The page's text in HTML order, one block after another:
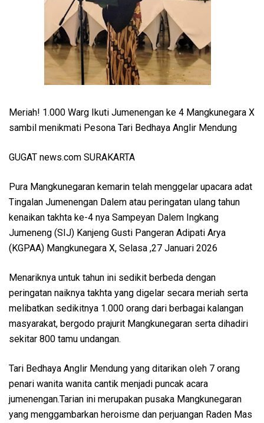
Meriah! 1.000 Warg Ikuti Jumenengan ke 4 Mangkunegara X
sambil menikmati Pesona Tari Bedhaya Anglir Mendung
GUGAT news.com SURAKARTA
Pura Mangkunegaran kemarin telah menggelar upacara adat
Tingalan Jumenengan Dalem atau peringatan ulang tahun
kenaikan takhta ke-4 nya Sampeyan Dalem Ingkang
Jumeneng (SIJ) Kanjeng Gusti Pangeran Adipati Arya
(KGPAA) Mangkunegara X, Selasa ,27 Januari 2026
Menariknya untuk tahun ini sedikit berbeda dengan
peringatan naiknya takhta yang digelar secara meriah serta
melibatkan sedikitnya 1.000 orang dari berbagai kalangan
masyarakat, bergodo prajurit Mangkunegaran serta dihadiri
sekitar 800 tamu undangan.
Tari Bedhaya Anglir Mendung yang ditarikan oleh 7 orang
penari wanita wanita cantik menjadi puncak acara
jumenengan.Tarian ini merupakan pusaka Mangkunegaran
yang menggambarkan heroisme dan perjuangan Raden Mas